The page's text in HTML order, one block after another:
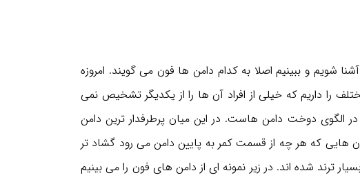
شویم و ببینیم اصلا به کدام دامن ها فون می گویند. امروزه
را داریم که خیلی از افراد آن ها را از یکدیگر تشخیص نمی
الگوی دوخت دامن هاست. در این میان پرطرفدار ترین دامن
که هر چه از قسمت کمر به پایین دامن می رود گشاد تر
ترند شده اند. در زیر نمونه ای از دامن های فون را می بینیم